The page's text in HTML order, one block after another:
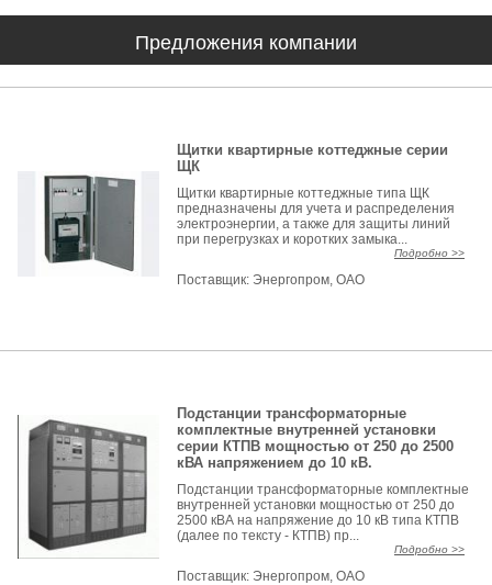
Предложения компании
Щитки квартирные коттеджные серии
ЩК
Щитки квартирные коттеджные типа ЩК
предназначены для учета и распределения
электроэнергии, а также для защиты линий
при перегрузках и коротких замыка...
Подробно >>
Поставщик: Энергопром, ОАО
Подстанции трансформаторные
комплектные внутренней установки
серии КТПВ мощностью от 250 до 2500
кВА напряжением до 10 кВ.
Подстанции трансформаторные комплектные
внутренней установки мощностью от 250 до
2500 кВА на напряжение до 10 кВ типа КТПВ
(далее по тексту - КТПВ) пр...
Подробно >>
Поставщик: Энергопром, ОАО